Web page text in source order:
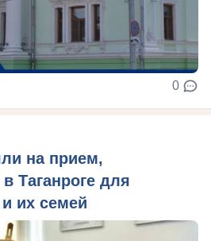
0
на прием,
Таганроге для
их семей